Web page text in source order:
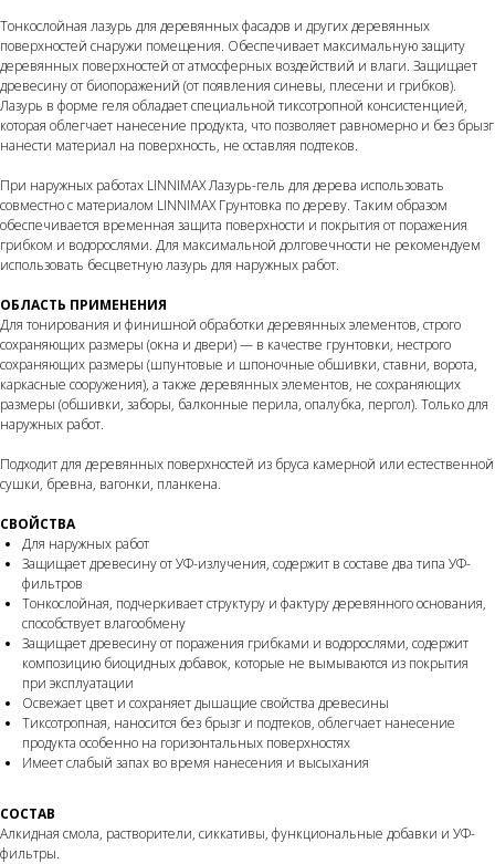
Тонкослойная лазурь для деревянных фасадов и других деревянных
поверхностей снаружи помещения. Обеспечивает максимальную защиту
деревянных поверхностей от атмосферных воздействий и влаги. Защищает
древесину от биопоражений (от появления синевы, плесени и грибков).
Лазурь в форме геля обладает специальной тиксотропной консистенцией,
которая облегчает нанесение продукта, что позволяет равномерно и без брызг
нанести материал на поверхность, не оставляя подтеков.
При наружных работах LINNIMAX Лазурь-гель для дерева использовать
совместно с материалом LINNIMAX Грунтовка по дереву. Таким образом
обеспечивается временная защита поверхности и покрытия от поражения
грибком и водорослями. Для максимальной долговечности не рекомендуем
использовать бесцветную лазурь для наружных работ.
ОБЛАСТЬ ПРИМЕНЕНИЯ
Для тонирования и финишной обработки деревянных элементов, строго
сохраняющих размеры (окна и двери) — в качестве грунтовки, нестрого
сохраняющих размеры (шпунтовые и шпоночные обшивки, ставни, ворота,
каркасные сооружения), а также деревянных элементов, не сохраняющих
размеры (обшивки, заборы, балконные перила, опалубка, пергол). Только для
наружных работ.
Подходит для деревянных поверхностей из бруса камерной или естественной
сушки, бревна, вагонки, планкена.
СВОЙСТВА
Для наружных работ
Защищает древесину от УФ-излучения, содержит в составе два типа УФ-
фильтров
Тонкослойная, подчеркивает структуру и фактуру деревянного основания,
способствует влагообмену
Защищает древесину от поражения грибками и водорослями, содержит
композицию биоцидных добавок, которые не вымываются из покрытия
при эксплуатации
Освежает цвет и сохраняет дышащие свойства древесины
Тиксотропная, наносится без брызг и подтеков, облегчает нанесение
продукта особенно на горизонтальных поверхностях
Имеет слабый запах во время нанесения и высыхания
СОСТАВ
Алкидная смола, растворители, сиккативы, функциональные добавки и УФ-
фильтры.